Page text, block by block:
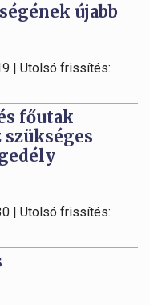
újabb
| Utolsó frissítés:
főutak
| Utolsó frissítés: